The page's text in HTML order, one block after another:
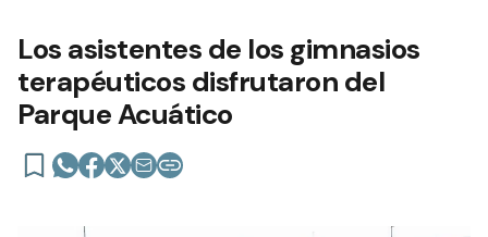
Los asistentes de los gimnasios
terapéuticos disfrutaron del
Parque Acuático